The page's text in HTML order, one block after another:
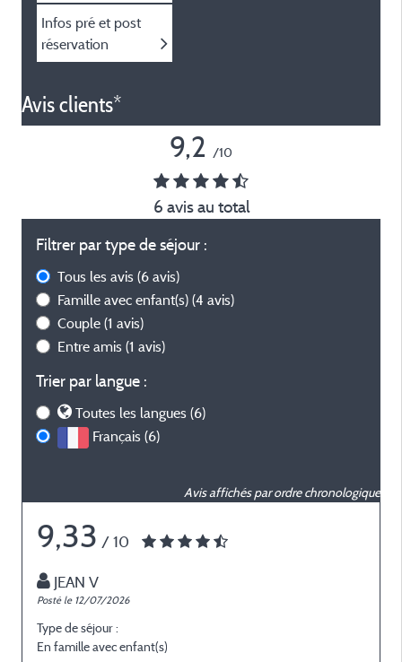
Infos pré et post
réservation
Avis clients*
9,2 /10
6 avis au total
Filtrer par type de séjour :
Tous les avis (6 avis)
Famille avec enfant(s) (4 avis)
Couple (1 avis)
Entre amis (1 avis)
Trier par langue :
Toutes les langues (6)
Français (6)
Avis affichés par ordre chronologique
9,33 / 10
JEAN V
Posté le 12/07/2026
Type de séjour :
En famille avec enfant(s)